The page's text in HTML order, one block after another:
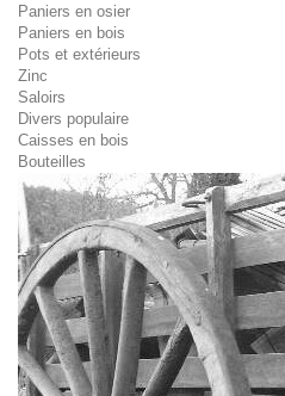
Paniers en osier
Paniers en bois
Pots et extérieurs
Zinc
Saloirs
Divers populaire
Caisses en bois
Bouteilles